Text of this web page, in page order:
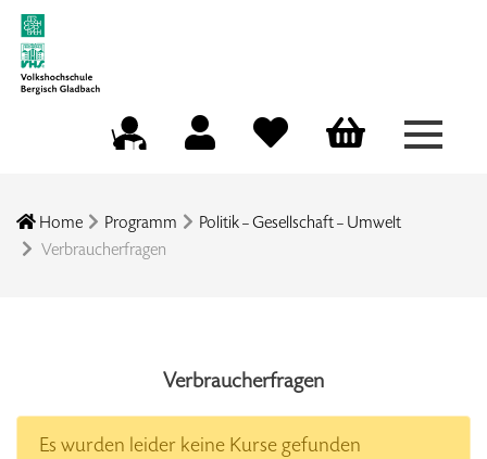
Menü
Home Programm
Politik – Gesellschaft – Umwelt
Verbraucherfragen
Verbraucherfragen
Es wurden leider keine Kurse gefunden